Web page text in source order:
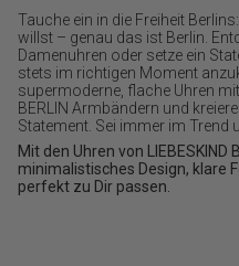
Tauche ein in die Freiheit
willst – genau das ist Berlin.
Damenuhren oder setze ein
stets im richtigen Moment
supermoderne, flache Uhren
BERLIN Armbändern und
Statement. Sei immer im Trend
Mit den Uhren von LIEBESKIND
minimalistisches Design, klare
perfekt zu Dir passen.